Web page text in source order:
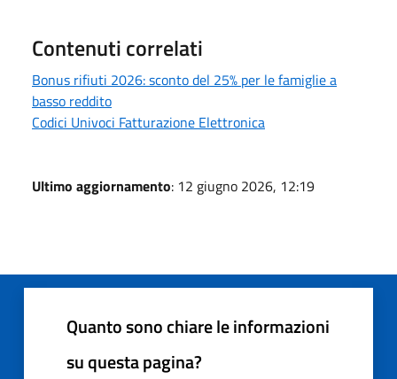
Contenuti correlati
Bonus rifiuti 2026: sconto del 25% per le famiglie a
basso reddito
Codici Univoci Fatturazione Elettronica
Ultimo aggiornamento: 12 giugno 2026, 12:19
Quanto sono chiare le informazioni
su questa pagina?